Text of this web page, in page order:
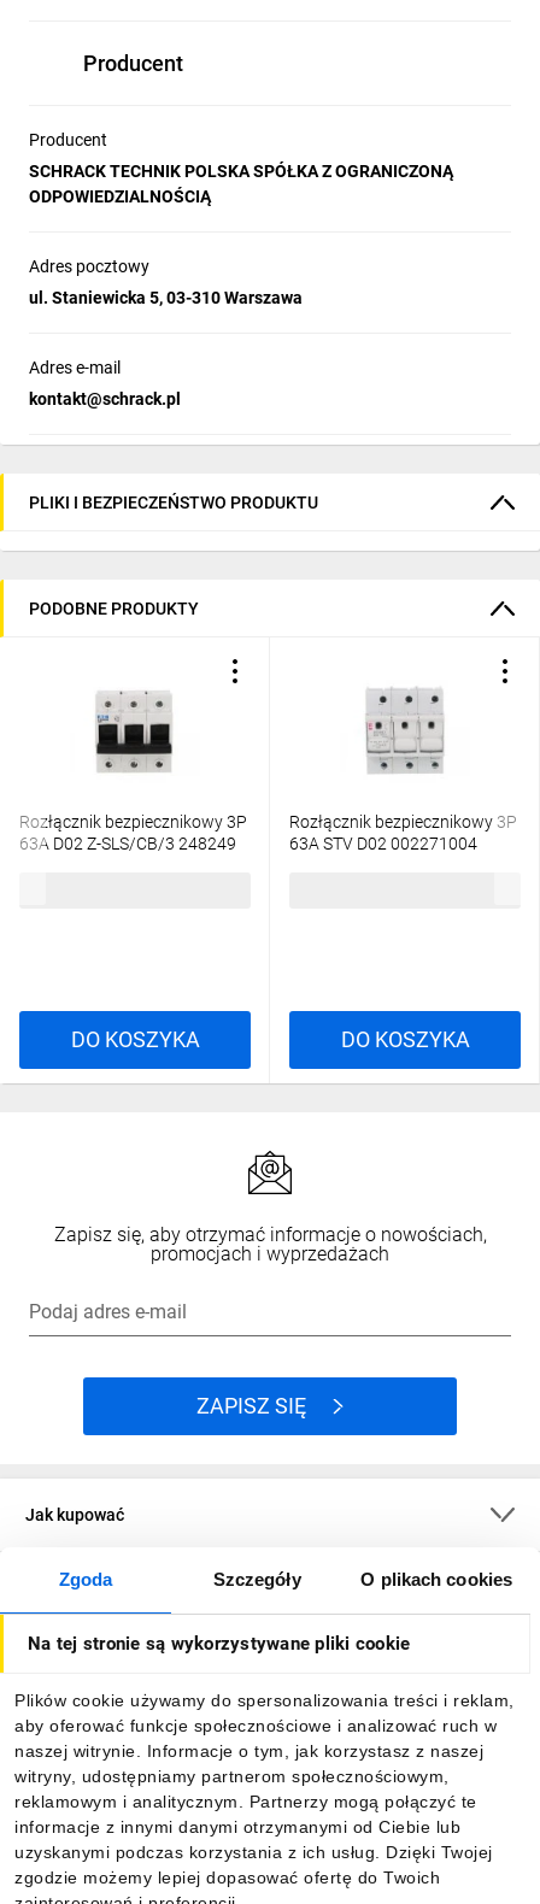
Zgoda Szczegóły O plikach cookies
Na tej stronie są wykorzystywane pliki cookie
Plików cookie używamy do spersonalizowania treści i reklam,
aby oferować funkcje społecznościowe i analizować ruch w
naszej witrynie. Informacje o tym, jak korzystasz z naszej
witryny, udostępniamy partnerom społecznościowym,
reklamowym i analitycznym. Partnerzy mogą połączyć te
informacje z innymi danymi otrzymanymi od Ciebie lub
uzyskanymi podczas korzystania z ich usług. Dzięki Twojej
zgodzie możemy lepiej dopasować ofertę do Twoich
Producent
Producent
SCHRACK TECHNIK POLSKA SPÓŁKA Z OGRANICZONĄ
ODPOWIEDZIALNOŚCIĄ
Adres pocztowy
ul. Staniewicka 5, 03-310 Warszawa
Adres e-mail
kontakt@schrack.pl
PLIKI I BEZPIECZEŃSTWO PRODUKTU
PODOBNE PRODUKTY
Rozłącznik bezpiecznikowy 3P
63A D02 Z-SLS/CB/3 248249
DO KOSZYKA
Rozłącznik bezpiecznikowy 3P
63A STV D02 002271004
DO KOSZYKA
Zapisz się, aby otrzymać informacje o nowościach,
promocjach i wyprzedażach
Podaj adres e-mail
ZAPISZ SIĘ
Jak kupować
O firmie
Informacje
Pobierz naszą aplikację mobilną: